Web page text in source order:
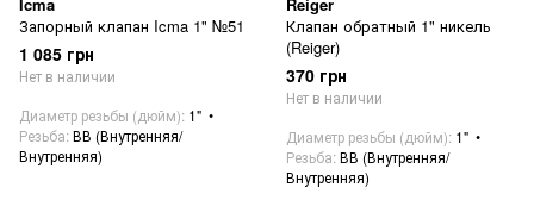
Запорный клапан Icma 1" №51
1 085 грн
Нет в наличии
Диаметр резьбы (дюйм) 1"
Резьба ВВ (Внутренняя/
Внутренняя)
Клапан обратный 1" никель
(Reiger)
370 грн
Нет в наличии
Диаметр резьбы (дюйм) 1"
Резьба ВВ (Внутренняя/
Внутренняя)